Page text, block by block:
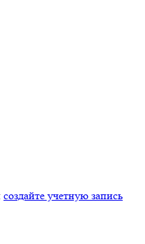
создайте учетную запись